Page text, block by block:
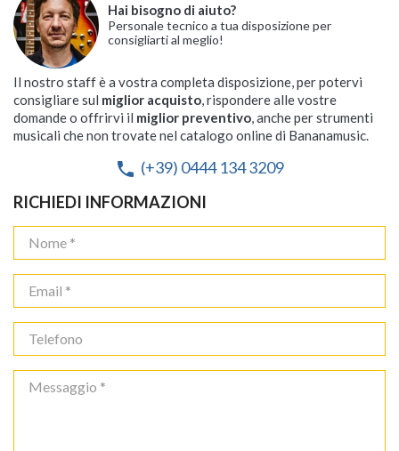
Hai bisogno di aiuto?
Personale tecnico a tua disposizione per
consigliarti al meglio!
Il nostro staff è a vostra completa disposizione, per potervi
consigliare sul miglior acquisto, rispondere alle vostre
domande o offrirvi il miglior preventivo, anche per strumenti
musicali che non trovate nel catalogo online di Bananamusic.
phone (+39) 0444 134 3209
RICHIEDI INFORMAZIONI